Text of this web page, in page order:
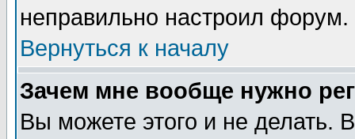
неправильно настроил форум.
Вернуться к началу
Зачем мне вообще нужно
Вы можете этого и не делать.